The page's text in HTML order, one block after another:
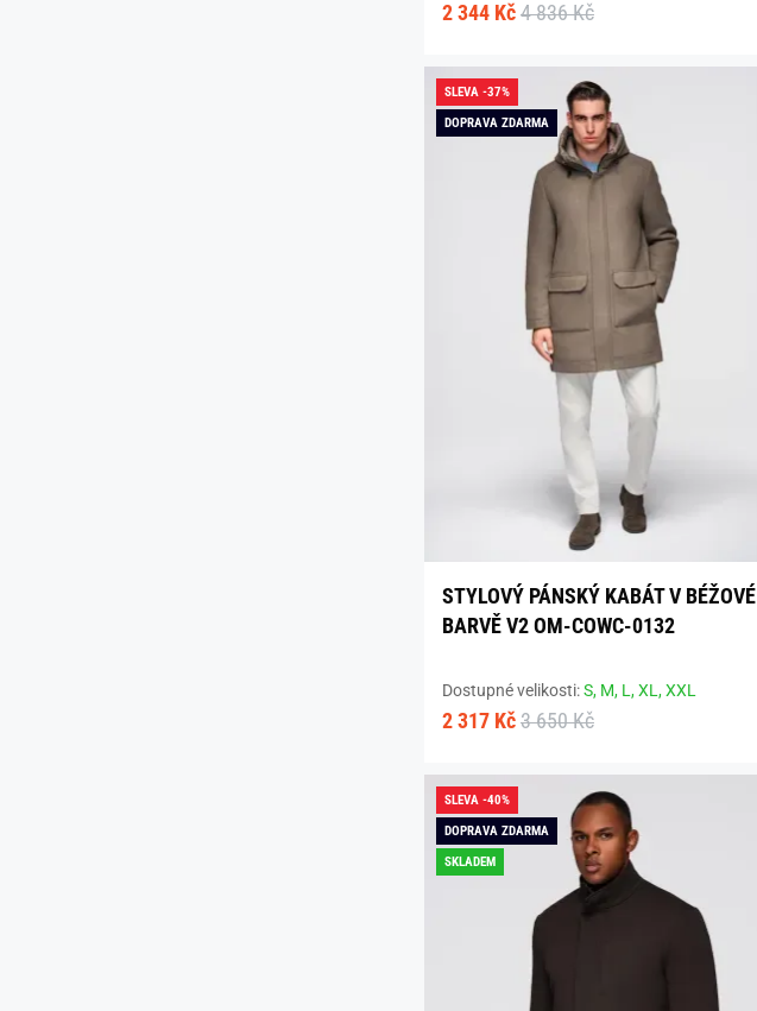
2 344 Kč 4 836 Kč
SLEVA -37%
DOPRAVA ZDARMA
STYLOVÝ PÁNSKÝ KABÁT V BÉŽOVÉ
BARVĚ V2 OM-COWC-0132
Dostupné velikosti:S, M, L,XL,XXL
2 317 Kč 3 650 Kč
SLEVA -40%
DOPRAVA ZDARMA
SKLADEM